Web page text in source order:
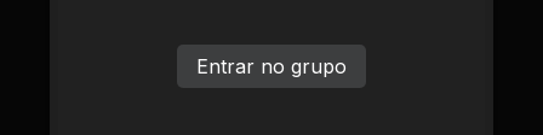
Entrar no grupo